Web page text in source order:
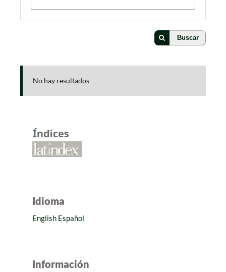
Buscar
No hay resultados
Idioma
English Español
Información